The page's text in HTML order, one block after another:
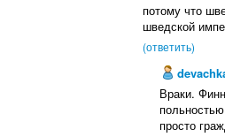
потому что
шведской
(ответить)
Враки.
просто